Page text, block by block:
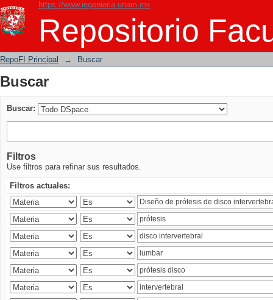
https://www.ingenieria.unam.mx
Repositorio
Buscar
RepoFI Principal → Buscar
Buscar
Buscar:
Filtros
Use filtros para refinar sus resultados.
Filtros actuales: